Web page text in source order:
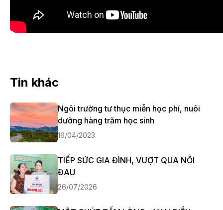
Tin khác
Ngôi trường tư thục miễn học phí, nuôi
dưỡng hàng trăm học sinh
16/04/2023
TIẾP SỨC GIA ĐÌNH, VƯỢT QUA NỖI
ĐAU
26/07/2026